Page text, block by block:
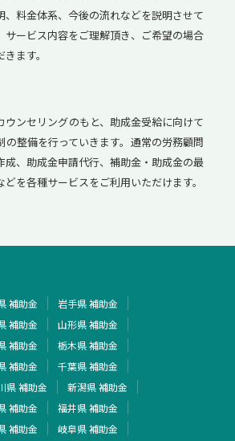
、料金体系、今後の流れなどを説明させて
サービス内容をご理解頂き、ご希望の場合
ます。
ウンセリングのもと、助成金受給に向けて
の整備を行っていきます。通常の労務顧問
成、助成金申請代行、補助金・助成金の最
を各種サービスをご利用いただけます。
補助金
岩手県 補助金
補助金
山形県 補助金
補助金
栃木県 補助金
補助金
千葉県 補助金
県 補助金
新潟県 補助金
補助金
福井県 補助金
補助金
岐阜県 補助金